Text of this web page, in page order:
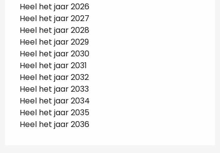
Heel het jaar 2026
Heel het jaar 2027
Heel het jaar 2028
Heel het jaar 2029
Heel het jaar 2030
Heel het jaar 2031
Heel het jaar 2032
Heel het jaar 2033
Heel het jaar 2034
Heel het jaar 2035
Heel het jaar 2036